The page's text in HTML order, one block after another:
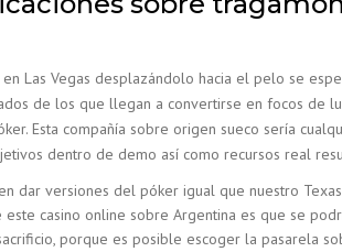
Las Vegas desplazándolo hacia el pelo se
de los que llegan a convertirse en focos de
Esta compañía sobre origen sueco serí­a
dentro de demo así­ como recursos real
dar versiones del póker igual que nuestro
casino online sobre Argentina es que se
porque es posible escoger la pasarela